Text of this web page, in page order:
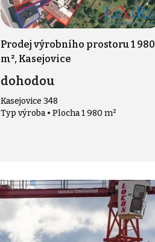
Prodej výrobního prostoru 1 980
m², Kasejovice
dohodou
Kasejovice 348
Typ výroba • Plocha 1 980 m²